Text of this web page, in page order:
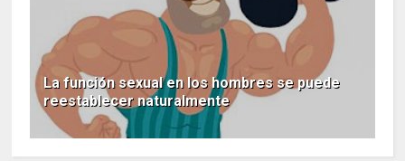
La función sexual en los hombres se puede
reestablecer naturalmente